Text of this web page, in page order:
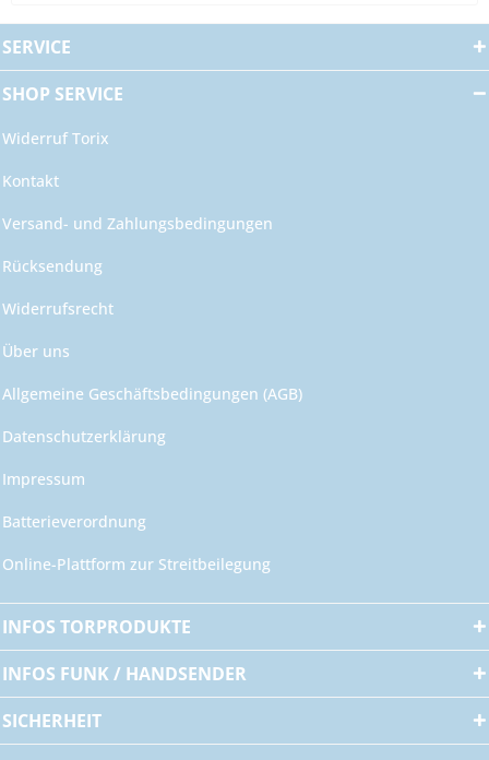
SERVICE
SHOP SERVICE
Widerruf Torix
Kontakt
Versand- und Zahlungsbedingungen
Rücksendung
Widerrufsrecht
Über uns
Allgemeine Geschäftsbedingungen (AGB)
Datenschutzerklärung
Impressum
Batterieverordnung
Online-Plattform zur Streitbeilegung
INFOS TORPRODUKTE
INFOS FUNK / HANDSENDER
SICHERHEIT